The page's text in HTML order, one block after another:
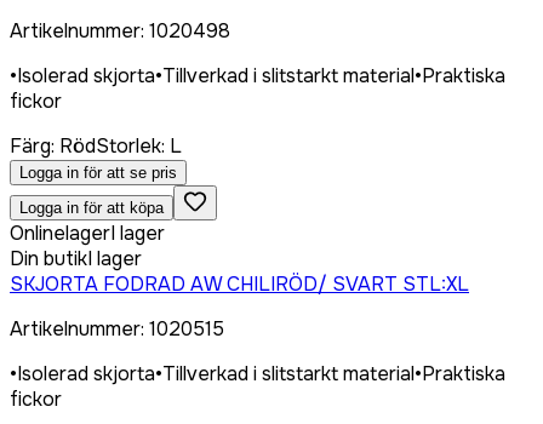
Artikelnummer: 1020498
•Isolerad skjorta•Tillverkad i slitstarkt material•Praktiska
fickor
Färg: RödStorlek: L
Logga in för att se pris
Logga in för att köpa
OnlinelagerI lager
Din butikI lager
SKJORTA FODRAD AW CHILIRÖD/ SVART STL:XL
Artikelnummer: 1020515
•Isolerad skjorta•Tillverkad i slitstarkt material•Praktiska
fickor